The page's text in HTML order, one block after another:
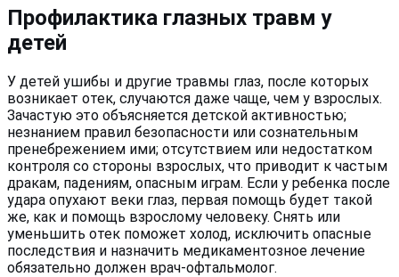
Профилактика глазных травм у
детей
У детей ушибы и другие травмы глаз, после которых
возникает отек, случаются даже чаще, чем у взрослых.
Зачастую это объясняется детской активностью;
незнанием правил безопасности или сознательным
пренебрежением ими; отсутствием или недостатком
контроля со стороны взрослых, что приводит к частым
дракам, падениям, опасным играм. Если у ребенка после
удара опухают веки глаз, первая помощь будет такой
же, как и помощь взрослому человеку. Снять или
уменьшить отек поможет холод, исключить опасные
последствия и назначить медикаментозное лечение
обязательно должен врач-офтальмолог.